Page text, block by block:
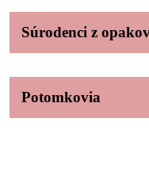
Súrodenci z
Potomkovia